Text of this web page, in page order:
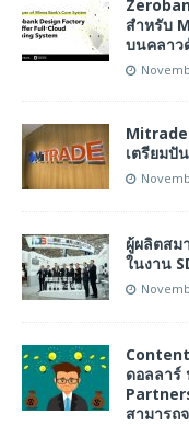
สำหรับ
บนคลาว
Mitrade
เตรียมปั
ผู้ผลิตสม
ในงาน
ดอลลาร์
สามารถ